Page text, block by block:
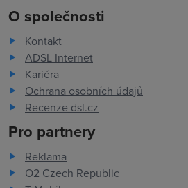
O společnosti
Kontakt
ADSL Internet
Kariéra
Ochrana osobních údajů
Recenze dsl.cz
Pro partnery
Reklama
O2 Czech Republic